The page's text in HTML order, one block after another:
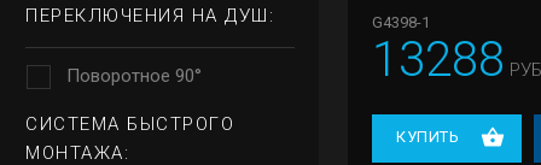
ПЕРЕКЛЮЧЕНИЯ НА ДУШ:
Поворотное 90°
СИСТЕМА БЫСТРОГО
МОНТАЖА:
G4398-1
13288
КУПИТЬ